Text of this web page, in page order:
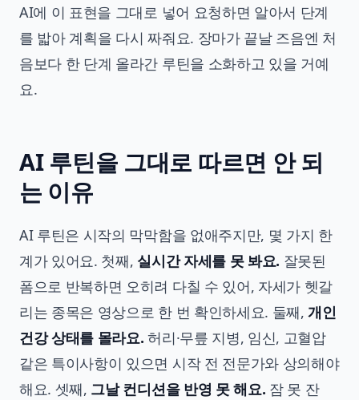
AI에 이 표현을 그대로 넣어 요청하면 알아서 단계
를 밟아 계획을 다시 짜줘요. 장마가 끝날 즈음엔 처
음보다 한 단계 올라간 루틴을 소화하고 있을 거예
요.
AI 루틴을 그대로 따르면 안 되
는 이유
AI 루틴은 시작의 막막함을 없애주지만, 몇 가지 한
계가 있어요. 첫째, 실시간 자세를 못 봐요. 잘못된
폼으로 반복하면 오히려 다칠 수 있어, 자세가 헷갈
리는 종목은 영상으로 한 번 확인하세요. 둘째,개인
건강 상태를 몰라요. 허리·무릎 지병, 임신, 고혈압
같은 특이사항이 있으면 시작 전 전문가와 상의해야
해요. 셋째, 그날 컨디션을 반영 못 해요. 잠 못 잔